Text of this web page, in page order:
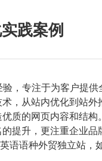
践案例
验，专注于为客户提
，从站内优化到站
质的网页内容和结
提升，更注重企业
语语种外贸独立站，